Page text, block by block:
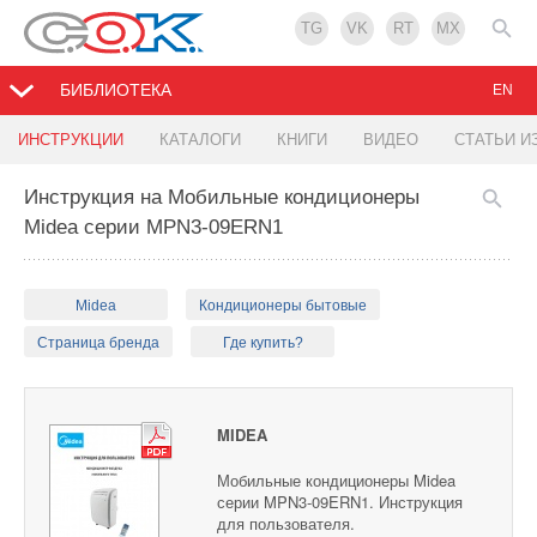
TG VK RT MX
БИБЛИОТЕКА
ИНСТРУКЦИИ КАТАЛОГИ КНИГИ ВИДЕО СТАТЬИ
EN
Инструкция на Мобильные кондиционеры
Midea серии MPN3-09ERN1
Midea Кондиционеры бытовые
Страница бренда Где купить?
MIDEA
Мобильные кондиционеры Midea
серии MPN3-09ERN1. Инструкция
для пользователя.